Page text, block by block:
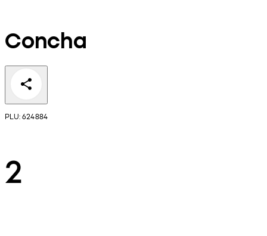
Concha
PLU: 624884
2